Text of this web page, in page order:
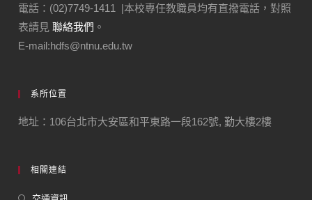
電話：(02)7749-1411 |本校專任教職員均有直撥電話，對照
表請見聯絡我們 。
E-mail:hdfs@ntnu.edu.tw
系所位置
地址：106台北市大安區和平東路一段162號, 勤大樓2樓
相關連結